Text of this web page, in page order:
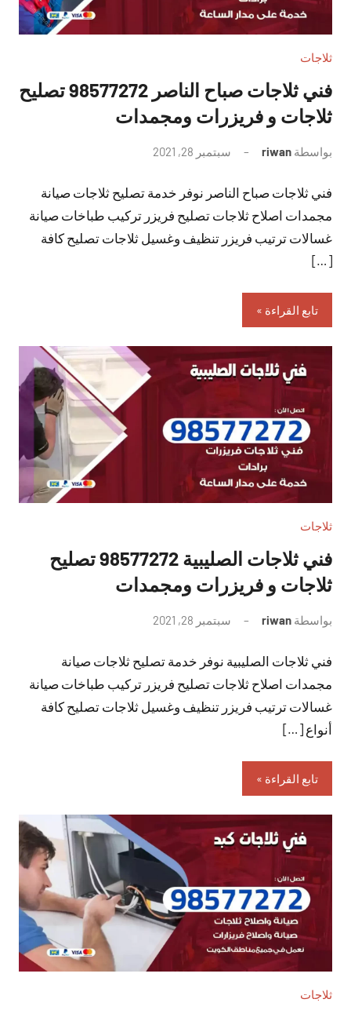
ثلاجات
فني ثلاجات صباح الناصر 98577272 تصليح
ثلاجات و فريزرات ومجمدات
بواسطة riwan سبتمبر 28, 2021
تعليقات
فني ثلاجات صباح الناصر نوفر خدمة تصليح ثلاجات صيانة
مجمدات اصلاح ثلاجات تصليح فريزر تركيب طباخات صيانة
غسالات ترتيب فريزر تنظيف وغسيل ثلاجات تصليح كافة
[…]
تابع القراءة
ثلاجات
فني ثلاجات الصليبية 98577272 تصليح
ثلاجات و فريزرات ومجمدات
بواسطة riwan سبتمبر 28, 2021
تعليقات
فني ثلاجات الصليبية نوفر خدمة تصليح ثلاجات صيانة
مجمدات اصلاح ثلاجات تصليح فريزر تركيب طباخات صيانة
غسالات ترتيب فريزر تنظيف وغسيل ثلاجات تصليح كافة
أنواع […]
تابع القراءة
ثلاجات